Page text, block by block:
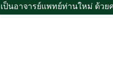
เป็นอาจารย์แพทย์ท่านใหม่ ด้วย